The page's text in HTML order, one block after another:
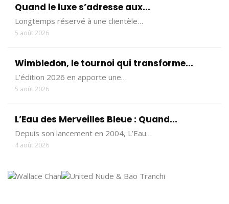
Quand le luxe s’adresse aux...
Longtemps réservé à une clientèle…
5 août 2026
Wimbledon, le tournoi qui transforme...
L’édition 2026 en apporte une…
5 août 2026
L’Eau des Merveilles Bleue : Quand...
Depuis son lancement en 2004, L’Eau…
4 août 2026